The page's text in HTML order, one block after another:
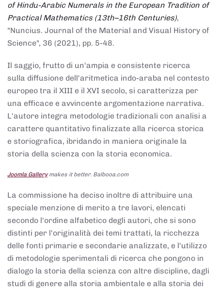
of Hindu-Arabic Numerals in the European Tradition of
Practical Mathematics (13th–16th Centuries),
"Nuncius. Journal of the Material and Visual History of
Science", 36 (2021), pp. 5-48.
Il saggio, frutto di un'ampia e consistente ricerca
sulla diffusione dell'aritmetica indo-araba nel contesto
europeo tra il XIII e il XVI secolo, si caratterizza per
una efficace e avvincente argomentazione narrativa.
L'autore integra metodologie tradizionali con analisi a
carattere quantitativo finalizzate alla ricerca storica
e storiografica, ibridando in maniera originale la
storia della scienza con la storia economica.
Joomla Gallerymakes it better. Balbooa.com
La commissione ha deciso inoltre di attribuire una
speciale menzione di merito a tre lavori, elencati
secondo l'ordine alfabetico degli autori, che si sono
distinti per l'originalità dei temi trattati, la ricchezza
delle fonti primarie e secondarie analizzate, e l'utilizzo
di metodologie sperimentali di ricerca che pongono in
dialogo la storia della scienza con altre discipline, dagli
studi di genere alla storia ambientale e alla storia dei